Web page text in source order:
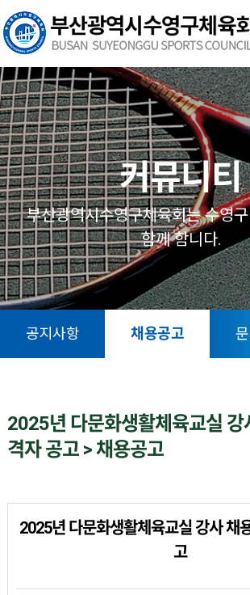
본문 바로가기
열기
열기
열기
열기
열기
열기
커뮤니티
부산광역시수영구체육회는 수영
함께 함니다.
공지사항 채용공고
2025년 다문화생활체육교실 강
격자 공고 > 채용공고
2025년 다문화생활체육교실 강사 채
고